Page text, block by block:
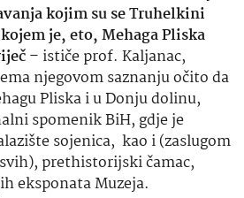
kojim su se Truhelkini
je, eto, Mehaga Pliska
– ističe prof. Kaljanac,
njegovom saznanju očito da
Pliska i u Donju dolinu,
spomenik BiH, gdje je
sojenica, kao i (zaslugom
prethistorijski čamac,
eksponata Muzeja.